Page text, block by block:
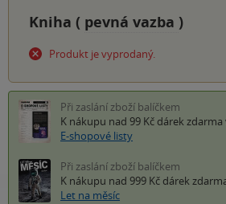
Kniha ( pevná vazba )
Produkt je vyprodaný.
Při zaslání zboží balíčkem
K nákupu nad 99 Kč dárek zdarma
E-shopové listy
Při zaslání zboží balíčkem
K nákupu nad 999 Kč dárek
Let na měsíc